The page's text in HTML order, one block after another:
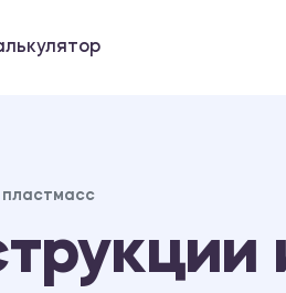
пластмасс